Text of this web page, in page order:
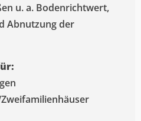
u. a. Bodenrichtwert,
Abnutzung der